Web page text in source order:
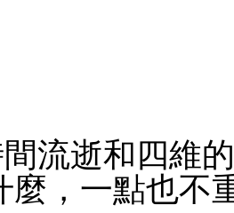
流逝和四維
麼，一點也不